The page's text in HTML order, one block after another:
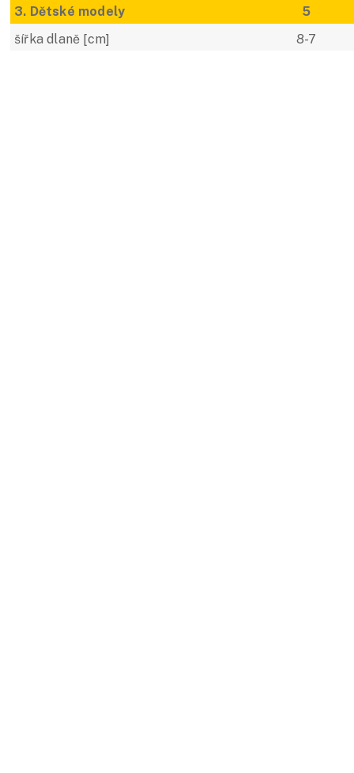
3. Dětské modely
5
šířka dlaně [cm]
8-7